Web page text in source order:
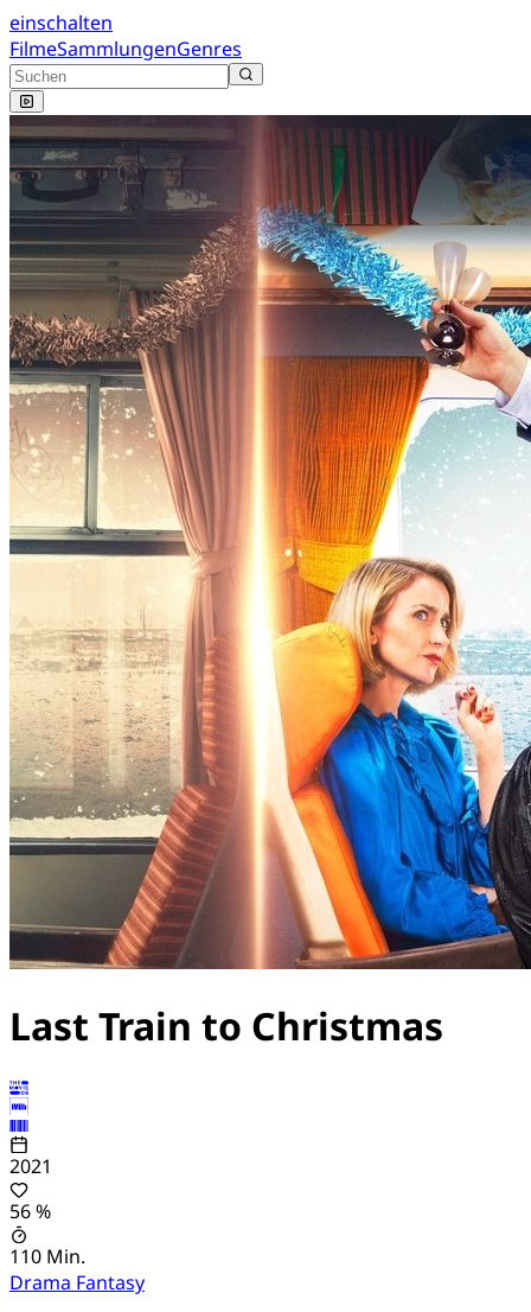
einschalten
FilmeSammlungenGenres
Last Train to Christmas
2021
56 %
110 Min.
Drama Fantasy